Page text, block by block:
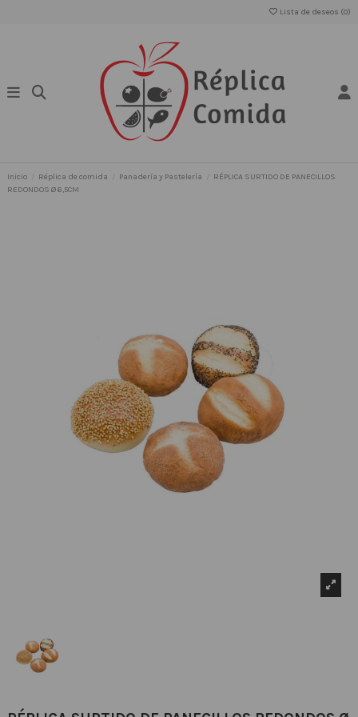
Lista de deseos (0)
Inicio Réplica de comida Panadería y Pastelería
RÉPLICA SURTIDO DE PANECILLOS
REDONDOS Ø 6,5CM